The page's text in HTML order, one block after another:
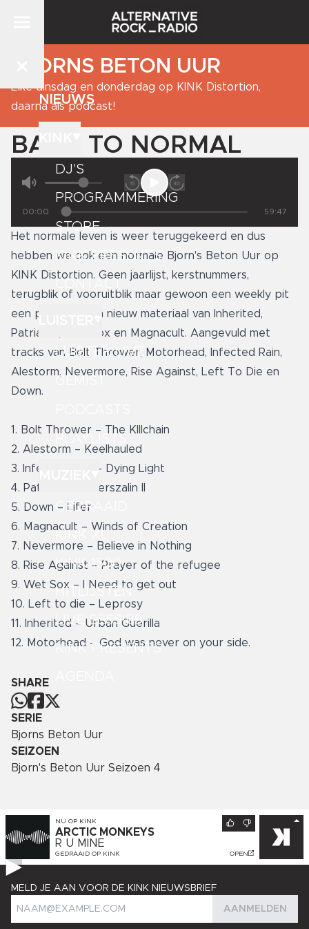
NIEUWS
DJ'S
PROGRAMMERING
STORE
KINK PRESENTS
LUISTER LIVE
GEMIST
GEDRAAID
KINK XL
KINK 1500
HITLIJSTEN
LIVE SESSIES
KINK PRESENTS
BJORNS BETON UUR
Elke dinsdag en donderdag op KINK Distortion,
daarna als podcast!
BACK TO NORMAL
00:00 59:47
Het normale leven is weer teruggekeerd en dus
hebben we ook een normale Bjorn's Beton Uur op
KINK Distortion. Geen jaarlijst, kerstnummers,
terugblik of vooruitblik maar gewoon een weekly pit
een prijsvraag en nieuw materiaal van Inherited,
Patriarkh, Wet Sox en Magnacult. Aangevuld met
tracks van Bolt Thrower, Motorhead, Infected Rain,
Alestorm, Nevermore, Rise Against, Left To Die en
Down.
1. Bolt Thrower – The KIllchain
2. Alestorm – Keelhauled
3. Infected Rain – Dying Light
4. Patriarkh – Wierszalin II
5. Down – Lifer
6. Magnacult – Winds of Creation
7. Nevermore – Believe in Nothing
8. Rise Against – Prayer of the refugee
9. Wet Sox – I Need to get out
10. Left to die – Leprosy
11. Inherited – Urban Guerilla
12. Motorhead – God was never on your side.
SHARE
SERIE
Bjorns Beton Uur
SEIZOEN
Bjorn's Beton Uur Seizoen 4
NU OP KINK
ARCTIC MONKEYS
R U MINE
GEDRAAID OP KINK OPEN
MELD JE AAN VOOR DE KINK NIEUWSBRIEF
AANMELDEN